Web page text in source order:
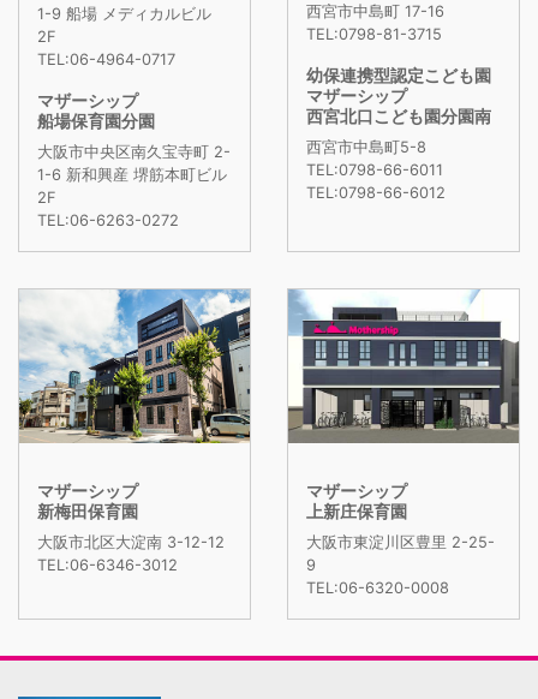
1-9 船場 メディカルビル
2F
TEL:06-4964-0717
マザーシップ
船場保育園分園
大阪市中央区南久宝寺町 2-
1-6 新和興産 堺筋本町ビル
2F
TEL:06-6263-0272
西宮市中島町 17-16
TEL:0798-81-3715
幼保連携型認定こども園
マザーシップ
西宮北口こども園分園南
西宮市中島町5-8
TEL:0798-66-6011
TEL:0798-66-6012
マザーシップ
新梅田保育園
大阪市北区大淀南 3-12-12
TEL:06-6346-3012
マザーシップ
上新庄保育園
大阪市東淀川区豊里 2-25-
9
TEL:06-6320-0008